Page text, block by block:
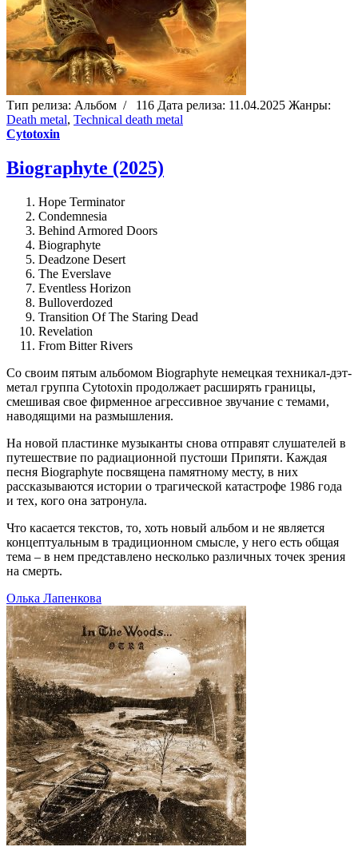
Тип релиза: Альбом / 116 Дата релиза: 11.04.2025 Жанры:
Death metal, Technical death metal
Cytotoxin
Biographyte (2025)
Hope Terminator
Condemnesia
Behind Armored Doors
Biographyte
Deadzone Desert
The Everslave
Eventless Horizon
Bulloverdozed
Transition Of The Staring Dead
Revelation
From Bitter Rivers
Со своим пятым альбомом Biographyte немецкая техникал-дэт-
метал группа Cytotoxin продолжает расширять границы,
смешивая свое фирменное агрессивное звучание с темами,
наводящими на размышления.
На новой пластинке музыканты снова отправят слушателей в
путешествие по радиационной пустоши Припяти. Каждая
песня Biographyte посвящена памятному месту, в них
рассказываются истории о трагической катастрофе 1986 года
и тех, кого она затронула.
Что касается текстов, то, хоть новый альбом и не является
концептуальным в традиционном смысле, у него есть общая
тема – в нем представлено несколько различных точек зрения
на смерть.
Олька Лапенкова